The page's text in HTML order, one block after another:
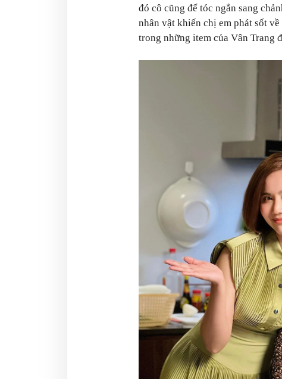
đó cô cũng để tóc ngắn sang
nhân vật khiến chị em phát sốt
trong những item của Vân Trang